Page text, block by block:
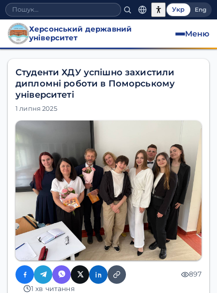
Укр Eng
Херсонський державний
університет
Меню
Студенти ХДУ успішно захистили
дипломні роботи в Поморському
університеті
1 липня 2025
897
1 хв читання